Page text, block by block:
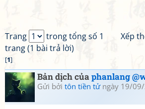
Xếp
Trang
trong tổng số 1
trang (1 bài trả lời)
[1]
Bản dịch củaphanlang
Gửi bởi tôn tiền tửngày 19/